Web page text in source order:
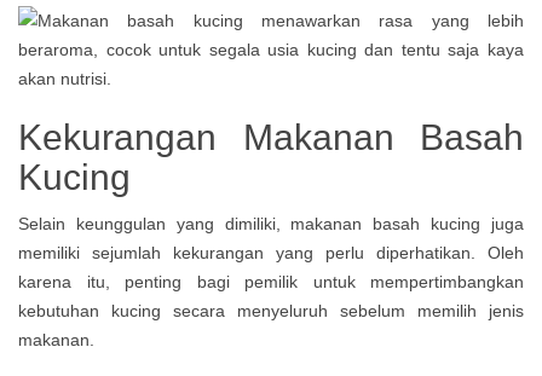
Kekurangan Makanan Basah
Kucing
Selain keunggulan yang dimiliki, makanan basah kucing juga
memiliki sejumlah kekurangan yang perlu diperhatikan. Oleh
karena itu, penting bagi pemilik untuk mempertimbangkan
kebutuhan kucing secara menyeluruh sebelum memilih jenis
makanan.